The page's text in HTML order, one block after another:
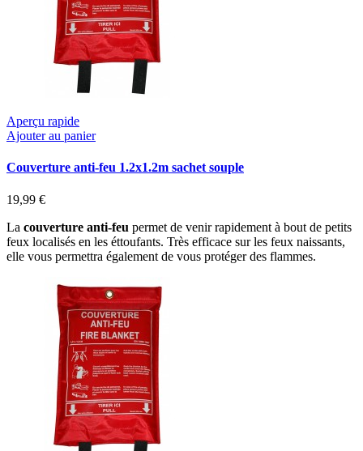
Aperçu rapide
Ajouter au panier
Couverture anti-feu 1.2x1.2m sachet souple
19,99 €
La couverture anti-feu permet de venir rapidement à bout de petits
feux localisés en les éttoufants. Très efficace sur les feux naissants,
elle vous permettra également de vous protéger des flammes.